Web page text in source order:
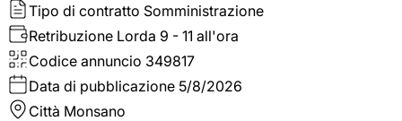
Tipo di contratto Somministrazione
Retribuzione Lorda 9 - 11 all'ora
Codice annuncio 349817
Data di pubblicazione 5/8/2026
Città Monsano